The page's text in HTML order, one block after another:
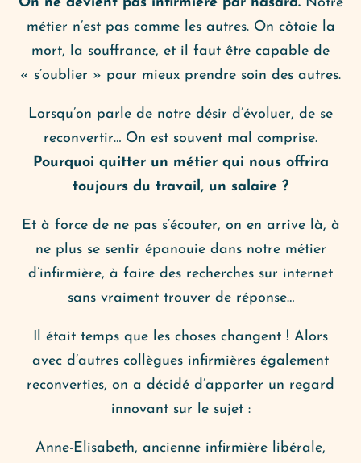
métier n’est pas comme les autres. On côtoie la
mort, la souffrance, et il faut être capable de
« s’oublier » pour mieux prendre soin des autres.
Lorsqu’on parle de notre désir d’évoluer, de se
reconvertir… On est souvent mal comprise.
Pourquoi quitter un métier qui nous offrira
toujours du travail, un salaire ?
Et à force de ne pas s’écouter, on en arrive là, à
ne plus se sentir épanouie dans notre métier
d’infirmière, à faire des recherches sur internet
sans vraiment trouver de réponse…
Il était temps que les choses changent ! Alors
avec d’autres collègues infirmières également
reconverties, on a décidé d’apporter un regard
innovant sur le sujet :
Anne-Elisabeth, ancienne infirmière libérale,